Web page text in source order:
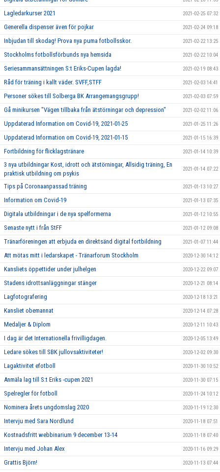
Lagledarkurser 2021 2021-02-25 07:32
Generella dispenser även för pojkar 2021-02-24 09:18
Inbjudan till skodag! Prova nya puma fotbollsskor. 2021-02-22 13:25
Stockholms fotbollsförbunds nya hemsida 2021-02-22 10:04
Seriesammansättningen S:t Eriks-Cupen lagda! 2021-02-19 08:43
Råd för träning i kallt väder. SVFF,STFF 2021-02-03 14:41
Personer sökes till Solberga BK Arrangemangsgrupp! 2021-02-03 07:59
Gå minikursen "Vägen tillbaka från ätstörningar och depression" 2021-02-02 11:06
Uppdaterad Information om Covid-19, 2021-01-25 2021-01-25 11:26
Uppdaterad Information om Covid-19, 2021-01-15 2021-01-15 16:39
Fortbildning för flicklagstränare 2021-01-14 10:39
3 nya utbildningar Kost, idrott och ätstörningar, Allsidig träning, En
praktisk utbildning om psykis
2021-01-14 07:22
Tips på Coronaanpassad träning 2021-01-13 10:27
Information om Covid-19 2021-01-13 07:35
Digitala utbildningar i de nya spelformerna 2021-01-12 10:55
Senaste nytt i från StFF 2021-01-12 09:08
Tränarföreningen att erbjuda en direktsänd digital fortbildning 2021-01-07 11:44
Att mötas mitt i ledarskapet - Tränarforum Stockholm 2020-12-30 14:12
Kansliets öppettider under julhelgen 2020-12-22 09:07
Stadens idrottsanläggningar stänger 2020-12-21 08:14
Lagfotografering 2020-12-18 13:21
Kansliet obemannat 2020-12-14 07:28
Medaljer & Diplom 2020-12-11 10:43
I dag är det Internationella frivilligdagen. 2020-12-05 13:49
Ledare sökes till SBK jullovsaktiviteter! 2020-12-02 09:30
Lagaktivitet efotboll 2020-11-30 10:52
Anmäla lag till S:t Eriks -cupen 2021 2020-11-30 07:15
Spelregler för fotboll 2020-11-24 10:12
Nominera årets ungdomslag 2020 2020-11-19 12:30
Intervju med Sara Nordlund 2020-11-18 07:51
Kostnadsfritt webbinarium 9 december 13-14 2020-11-18 07:40
Intervju med Johan Alex 2020-11-16 09:29
Grattis Björn! 2020-11-13 07:44